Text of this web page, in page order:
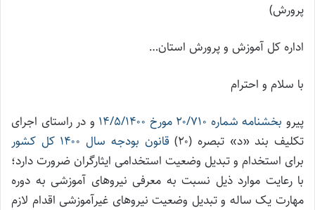
پرورش)
اداره کل آموزش و پرورش استان…
با سلام و احترام
پیرو بخشنامه شماره ۲۰/۷۱۰ مورخ ۱۴/۵/۱۴۰۰
و در راستای اجرای
تکلیف بند «د» تبصره (۲۰)
قانون بودجه سال ۱۴۰۰ کل کشور
برای استخدام و تبدیل وضعیت استخدامی ایثارگران ضرورت دارد؛
با رعایت موارد ذیل نسبت به معرفی نیروهای آموزشی به دوره
مهارت یک ساله و تبدیل وضعیت نیروهای غیرآموزشی اقدام لازم